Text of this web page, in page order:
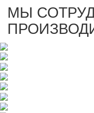
МЫ